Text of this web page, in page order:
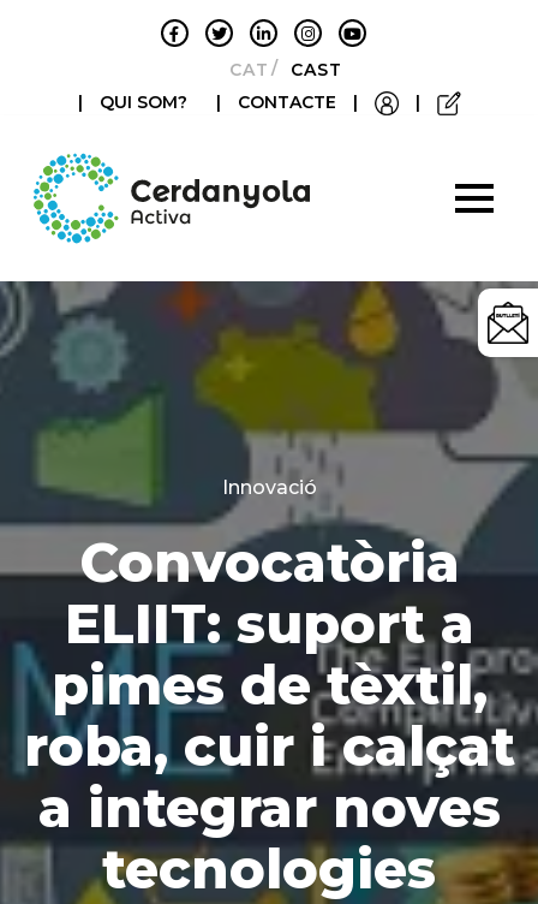
CATALÀCASTELLANO
|
QUI SOM? | CONTACTE | |
Categories
Innovació
Convocatòria
ELIIT: suport a
pimes de tèxtil,
roba, cuir i calçat
a integrar noves
tecnologies